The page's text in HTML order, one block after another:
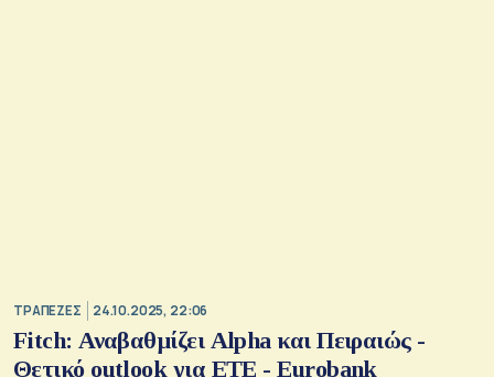
ΤΡΑΠΕΖΕΣ 24.10.2025, 22:06
Fitch: Αναβαθμίζει Alpha και Πειραιώς -
Θετικό outlook για ΕΤΕ - Eurobank